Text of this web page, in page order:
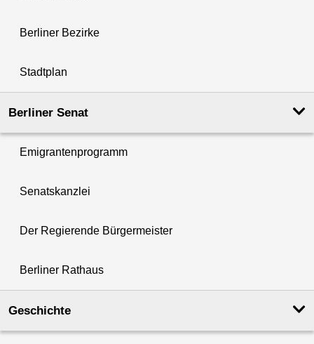
Berliner Bezirke
Stadtplan
Berliner Senat
Emigrantenprogramm
Senatskanzlei
Der Regierende Bürgermeister
Berliner Rathaus
Geschichte